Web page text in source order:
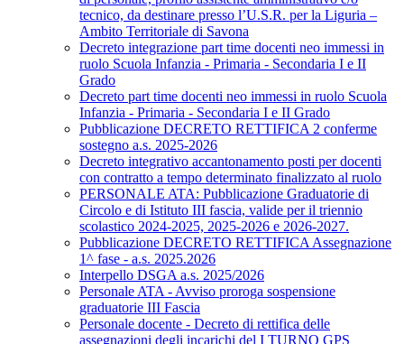
tecnico, da destinare presso l’U.S.R. per la Liguria –
Ambito Territoriale di Savona
Decreto integrazione part time docenti neo immessi in
ruolo Scuola Infanzia - Primaria - Secondaria I e II
Grado
Decreto part time docenti neo immessi in ruolo Scuola
Infanzia - Primaria - Secondaria I e II Grado
Pubblicazione DECRETO RETTIFICA 2 conferme
sostegno a.s. 2025-2026
Decreto integrativo accantonamento posti per docenti
con contratto a tempo determinato finalizzato al ruolo
PERSONALE ATA: Pubblicazione Graduatorie di
Circolo e di Istituto III fascia, valide per il triennio
scolastico 2024-2025, 2025-2026 e 2026-2027.
Pubblicazione DECRETO RETTIFICA Assegnazione
1^ fase - a.s. 2025.2026
Interpello DSGA a.s. 2025/2026
Personale ATA - Avviso proroga sospensione
graduatorie III Fascia
Personale docente - Decreto di rettifica delle
assegnazioni degli incarichi del I TURNO GPS